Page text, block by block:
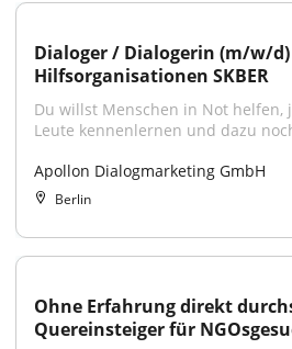
Dialoger / Dialogerin (m/w/
Hilfsorganisationen SKBER
Du willst Menschen in Not helfen,
Leute kennenlernen und dazu
Apollon Dialogmarketing GmbH
Berlin
Ohne Erfahrung direkt
Quereinsteiger für